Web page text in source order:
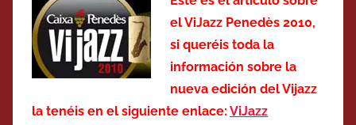
el ViJazz Penedès 2010,
si queréis toda la
información sobre la
nueva edición del Vijazz
la tenéis en el siguiente enlace: ViJazz